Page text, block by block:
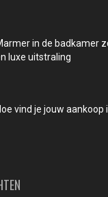
in de badkamer
luxe uitstraling
vind je jouw aankoop